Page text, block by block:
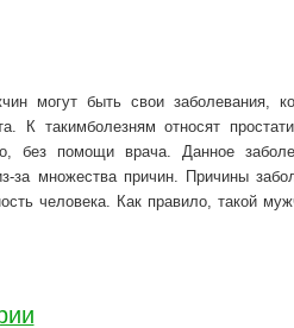
могут быть свои заболевания,
К такимболезням относят
без помощи врача. Данное
за множества причин. Причины
человека. Как правило, такой